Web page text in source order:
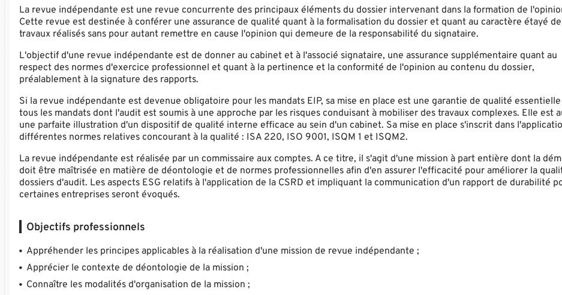
La revue indépendante est une revue concurrente des principaux éléments du dossier intervenant dans la formation de
Cette revue est destinée à conférer une assurance de qualité quant à la formalisation du dossier et quant au caractère étayé
travaux réalisés sans pour autant remettre en cause l'opinion qui demeure de la responsabilité du signataire.
L'objectif d'une revue indépendante est de donner au cabinet et à l'associé signataire, une assurance supplémentaire quant au
respect des normes d'exercice professionnel et quant à la pertinence et la conformité de l'opinion au contenu du dossier,
préalablement à la signature des rapports.
Si la revue indépendante est devenue obligatoire pour les mandats EIP, sa mise en place est une garantie de qualité
tous les mandats dont l'audit est soumis à une approche par les risques conduisant à mobiliser des travaux complexes. Elle est
une parfaite illustration d'un dispositif de qualité interne efficace au sein d'un cabinet. Sa mise en place s'inscrit dans
différentes normes relatives concourant à la qualité : ISA 220, ISO 9001, ISQM 1 et ISQM2.
La revue indépendante est réalisée par un commissaire aux comptes. A ce titre, il s'agit d'une mission à part entière dont la
doit être maîtrisée en matière de déontologie et de normes professionnelles afin d'en assurer l'efficacité pour améliorer la
dossiers d'audit. Les aspects ESG relatifs à l'application de la CSRD et impliquant la communication d'un rapport de durabilité
certaines entreprises seront évoqués.
Objectifs professionnels
Appréhender les principes applicables à la réalisation d'une mission de revue indépendante ;
Apprécier le contexte de déontologie de la mission ;
Connaître les modalités d'organisation de la mission ;